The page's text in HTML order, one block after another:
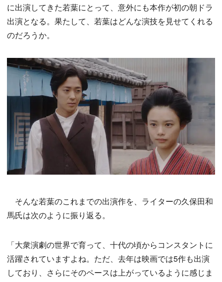
に出演してきた若葉にとって、意外にも本作が初の朝ドラ
出演となる。果たして、若葉はどんな演技を見せてくれる
のだろうか。
そんな若葉のこれまでの出演作を、ライターの久保田和
馬氏は次のように振り返る。
「大衆演劇の世界で育って、十代の頃からコンスタントに
活躍されていますよね。ただ、去年は映画では5作も出演
しており、さらにそのペースは上がっているように感じま